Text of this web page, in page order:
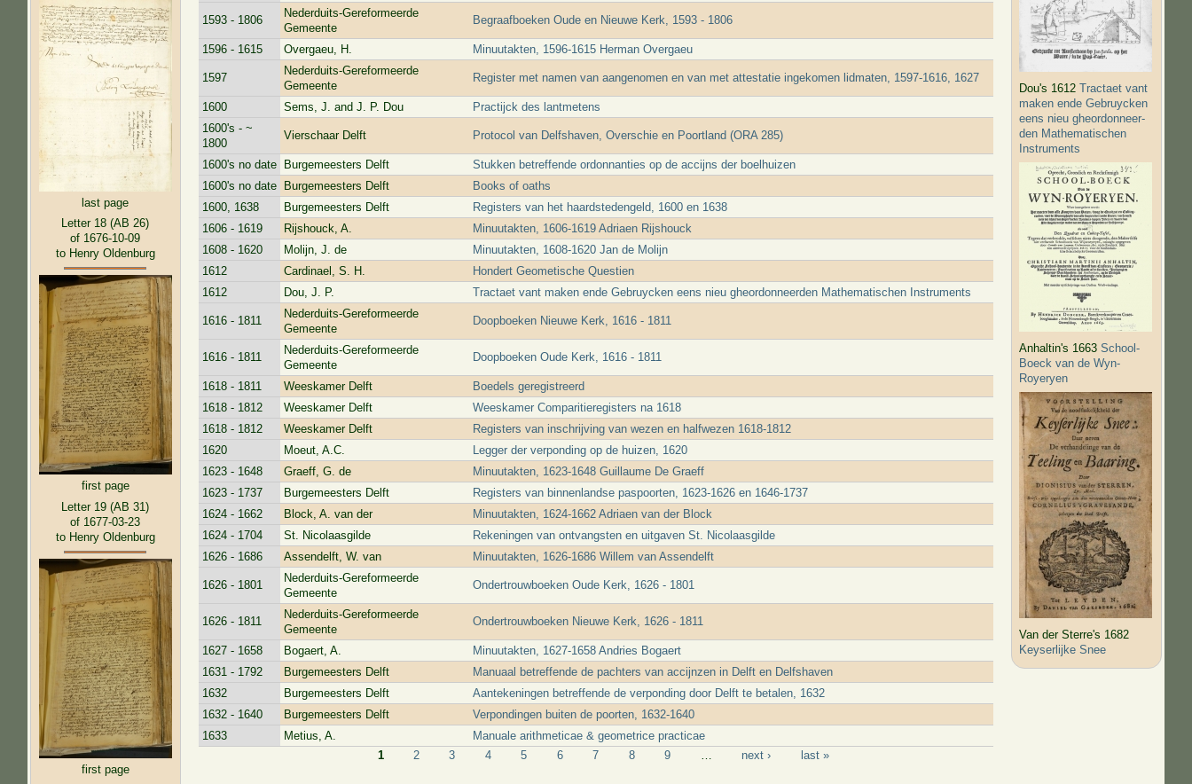
last page
Letter 18 (AB 26)
of 1676-10-09
to Henry Oldenburg
first page
Letter 19 (AB 31)
of 1677-03-23
to Henry Oldenburg
first page
1593 - 1806
Nederduits-Gereformeerde
Gemeente
Begraafboeken Oude en Nieuwe Kerk, 1593 - 1806
1596 - 1615 Overgaeu, H. Minuutakten, 1596-1615 Herman Overgaeu
1597
Nederduits-Gereformeerde
Gemeente
Register met namen van aangenomen en van met attestatie ingekomen lidmaten, 1597-1616, 1627
1600 Sems, J. and J. P. Dou
Practijck des lantmetens
1600's - ~
1800
Vierschaar Delft Protocol van Delfshaven, Overschie en Poortland (ORA 285)
1600's no date Burgemeesters Delft
Stukken betreffende ordonnanties op de accijns der boelhuizen
1600's no date
Burgemeesters Delft
Books of oaths
1600, 1638
Burgemeesters Delft
Registers van het haardstedengeld, 1600 en 1638
1606 - 1619
Rijshouck, A.
Minuutakten, 1606-1619 Adriaen Rijshouck
1608 - 1620
Molijn, J. de
Minuutakten, 1608-1620 Jan de Molijn
1612
Cardinael, S. H.
Hondert Geometische Questien
1612
Dou, J. P. Tractaet vant maken ende Gebruycken eens nieu gheordonneer­den Mathematischen Instruments
1616 - 1811
Nederduits-Gereformeerde
Gemeente
Doopboeken Nieuwe Kerk, 1616 - 1811
1616 - 1811
Nederduits-Gereformeerde
Gemeente
Doopboeken Oude Kerk, 1616 - 1811
1618 - 1811 Weeskamer Delft
Boedels geregistreerd
1618 - 1812
Weeskamer Delft
Weeskamer Comparitieregisters na 1618
1618 - 1812
Weeskamer Delft
Registers van inschrijving van wezen en halfwezen 1618-1812
1620
Moeut, A.C.
Legger der verponding op de huizen, 1620
1623 - 1648
Graeff, G. de
Minuutakten, 1623-1648 Guillaume De Graeff
1623 - 1737
Burgemeesters Delft
Registers van binnenlandse paspoorten, 1623-1626 en 1646-1737
1624 - 1662
Block, A. van der
Minuutakten, 1624-1662 Adriaen van der Block
1624 - 1704
St. Nicolaasgilde
Rekeningen van ontvangsten en uitgaven St. Nicolaasgilde
1626 - 1686
Assendelft, W. van Minuutakten, 1626-1686 Willem van Assendelft
1626 - 1801
Nederduits-Gereformeerde
Gemeente
Ondertrouwboeken Oude Kerk, 1626 - 1801
1626 - 1811
Nederduits-Gereformeerde
Gemeente
Ondertrouwboeken Nieuwe Kerk, 1626 - 1811
1627 - 1658 Bogaert, A.
Minuutakten, 1627-1658 Andries Bogaert
1631 - 1792
Burgemeesters Delft
Manuaal betreffende de pachters van accijnzen in Delft en Delfshaven
1632
Burgemeesters Delft
Aantekeningen betreffende de verponding door Delft te betalen, 1632
1632 - 1640
Burgemeesters Delft
Verpondingen buiten de poorten, 1632-1640
1633
Metius, A. Manuale arithmeticae & geometrice practicae
1 2 3 4 5 6 7 8 9 next › last »
Dou's 1612Tractaet vant
maken ende Gebruycken
eens nieu gheordonneer­
den Mathematischen
Instruments
Anhaltin's 1663School-
Boeck van de Wyn-
Royeryen
Van der Sterre's 1682
Keyserlijke Snee